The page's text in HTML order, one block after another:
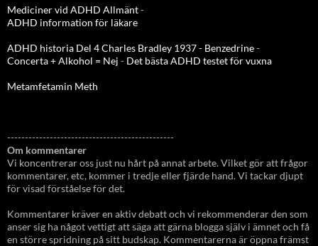
Mediciner vid ADHD Allmänt-
ADHD information för läkare
ADHD historia Del 4 Charles Bradley 1937 - Benzedrine-
Concerta + Alkohol = Nej - Det bästa ADHD testet för vuxna
Metamfetamin Meth
-----------------------------------------------
Om kommentarer
Vi koncentrerar oss just nu hårt på annat arbete. Vilket gör att frågor
kommentarer, etc, kommer i tredje eller fjärde hand. Vi tackar djupt
för visad förståelse för det.
Kommentarer kräver en aktiv debatt och vi rekommenderar den som
anser sig ha något vettigt att säga att gärna blogga själv i ämnet och få
en större spridning på sitt budskap. Kommentarerna är öppna främst